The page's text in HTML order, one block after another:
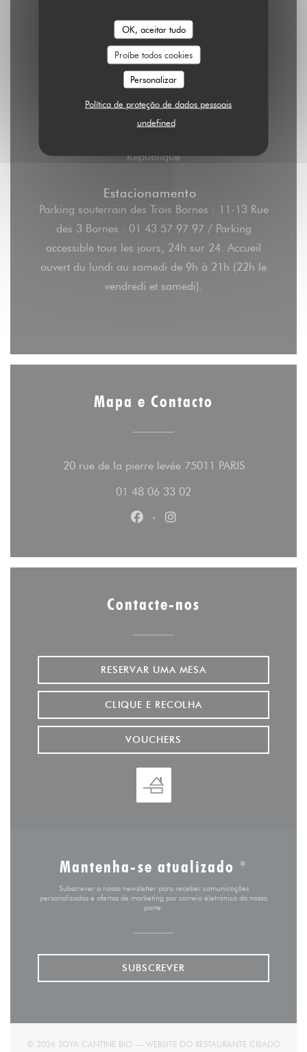
OK, aceitar tudo
Proíbe todos cookies
Personalizar
Política de proteção de dados pessoais
undefined
Metro
République, Goncourt
Estação de bicicletas
1 rue de la Pierre Levée, Paris 11e
République
Estacionamento
Parking souterrain des Trois Bornes : 11-13 Rue
des 3 Bornes · 01 43 57 97 97 / Parking
accessible tous les jours, 24h sur 24. Accueil
ouvert du lundi au samedi de 9h à 21h (22h le
vendredi et samedi).
Mapa e Contacto
20 rue de la pierre levée 75011 PARIS((abre
01 48 06 33 02
Facebook ((abre numa nova
Instagram ((abre numa
Contacte-nos
RESERVAR UMA MESA
CLIQUE E RECOLHA
VOUCHERS
Mantenha-se atualizado *
Subscrever a nossa newsletter para receber comunicações
personalizadas e ofertas de marketing por correio eletrónico da nossa
parte.
SUBSCREVER
© 2026 SOYA CANTINE BIO — WEBSITE DO RESTAURANTE CRIADO